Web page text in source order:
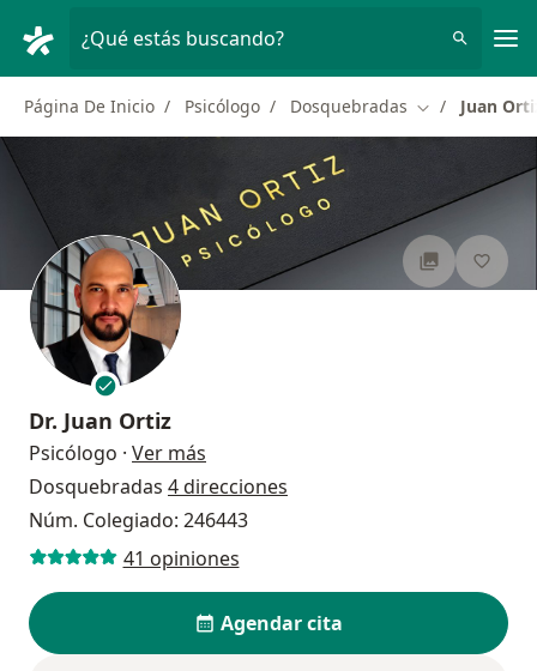
¿Qué estás buscando?
Página De Inicio Psicólogo Dosquebradas Cambiar de
Juan
Dr. Juan Ortiz
Psicólogo · Ver más
Dosquebradas 4 direcciones
Núm. Colegiado: 246443
41 opiniones
Agendar cita